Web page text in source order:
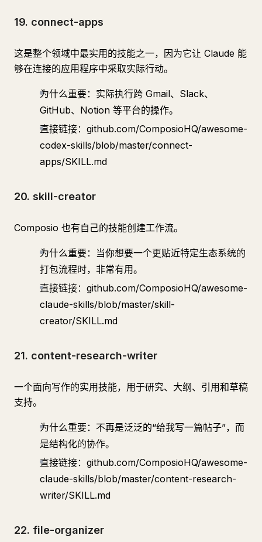
19. connect-apps
这是整个领域中最实用的技能之一，因为它让 Claude 能
够在连接的应用程序中采取实际行动。
为什么重要：实际执行跨 Gmail、Slack、
GitHub、Notion 等平台的操作。
直接链接：github.com/ComposioHQ/awesome-
codex-skills/blob/master/connect-
apps/SKILL.md
20. skill-creator
Composio 也有自己的技能创建工作流。
为什么重要：当你想要一个更贴近特定生态系统的
打包流程时，非常有用。
直接链接：github.com/ComposioHQ/awesome-
claude-skills/blob/master/skill-
creator/SKILL.md
21. content-research-writer
一个面向写作的实用技能，用于研究、大纲、引用和草稿
支持。
为什么重要：不再是泛泛的“给我写一篇帖子”，而
是结构化的协作。
直接链接：github.com/ComposioHQ/awesome-
claude-skills/blob/master/content-research-
writer/SKILL.md
22. file-organizer